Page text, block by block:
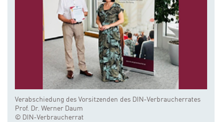
Verabschiedung des Vorsitzenden des DIN-Verbraucherrates
Prof. Dr. Werner Daum
© DIN-Verbraucherrat